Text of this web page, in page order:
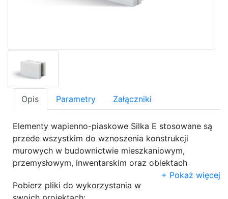
Opis Parametry Załączniki
Elementy wapienno-piaskowe Silka E stosowane są
przede wszystkim do wznoszenia konstrukcji
murowych w budownictwie mieszkaniowym,
przemysłowym, inwentarskim oraz obiektach
użyteczności publicznej. Wysoka wytrzymałość
pozwala na projektowanie ścian konstrukcyjnych o
Pokaż więcej
Pobierz pliki do wykorzystania w